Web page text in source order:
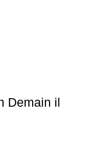
Demain il